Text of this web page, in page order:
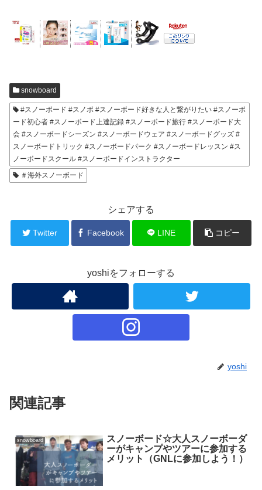
snowboard
#スノーボード #スノボ #スノーボード好きな人と繋がりたい #スノーボ
ード初心者 #スノーボード上達記録 #スノーボード旅行 #スノーボード大
会 #スノーボードシーズン #スノーボードウェア #スノーボードグッズ #
スノーボードトリック #スノーボードパーク #スノーボードレッスン #ス
ノーボードスクール #スノーボードインストラクター
＃海外スノーボード
シェアする
Twitter Facebook LINE コピー
yoshiをフォローする
yoshi
関連記事
snowboard
スノーボード☆大人スノーボーダ
ーがキャンプやツアーに参加する
メリット（GNLに参加しよう！）